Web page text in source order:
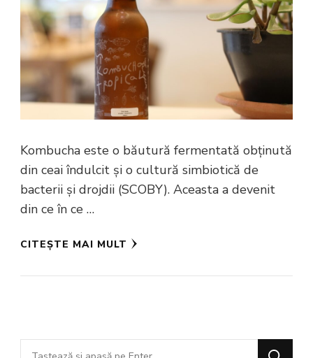
Kombucha este o băutură fermentată obținută
din ceai îndulcit și o cultură simbiotică de
bacterii și drojdii (SCOBY). Aceasta a devenit
din ce în ce …
CITEȘTE MAI MULT
Cauți